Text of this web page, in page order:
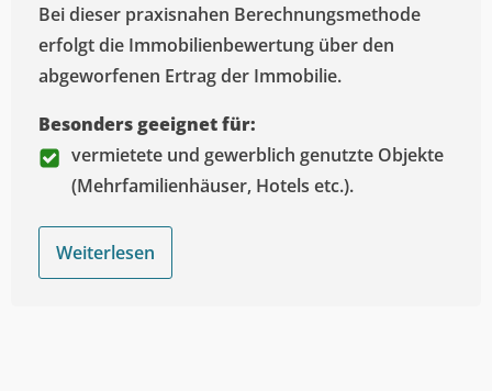
Bei dieser praxisnahen Berechnungsmethode
erfolgt die Immobilienbewertung über den
abgeworfenen Ertrag der Immobilie.
Besonders geeignet für:
vermietete und gewerblich genutzte Objekte
(Mehrfamilienhäuser, Hotels etc.).
Weiterlesen